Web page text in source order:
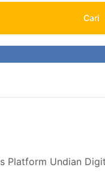
Cari
Platform Undian